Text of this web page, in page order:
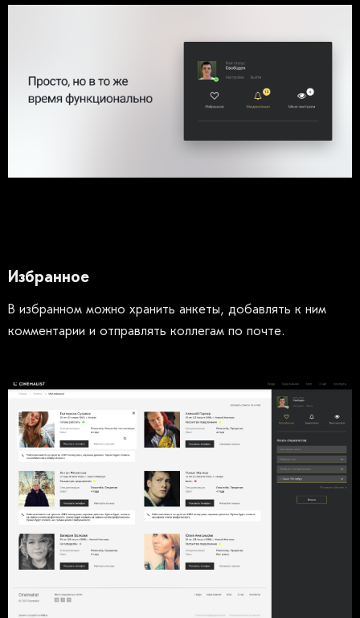
Избранное
В избранном можно хранить анкеты, добавлять к ним
комментарии и отправлять коллегам по почте.